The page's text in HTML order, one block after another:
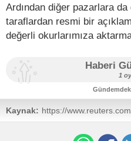
Ardından diğer pazarlara
taraflardan resmi bir
değerli okurlarımıza
Haberi
1
Kaynak: https://
transportation/